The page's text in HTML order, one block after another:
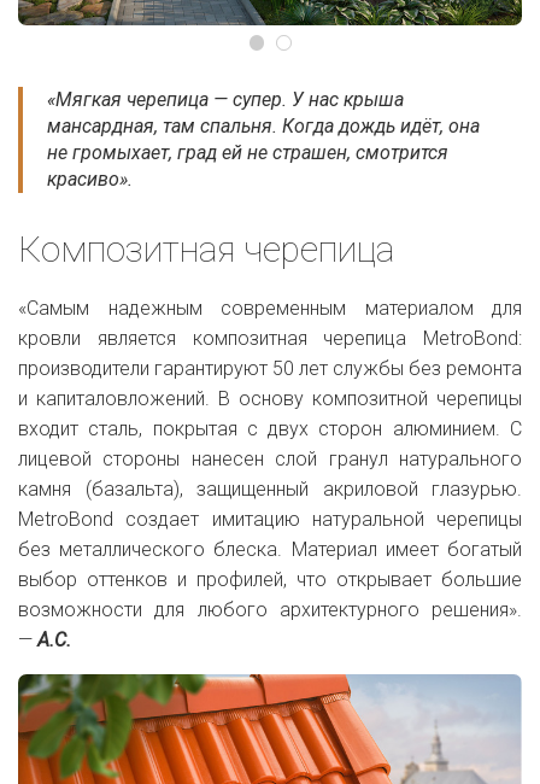
«Мягкая черепица — супер. У нас крыша
мансардная, там спальня. Когда дождь идёт, она
не громыхает, град ей не страшен, смотрится
красиво».
Композитная черепица
«Самым надежным современным материалом для
кровли является композитная черепица MetroBond:
производители гарантируют 50 лет службы без ремонта
и капиталовложений. В основу композитной черепицы
входит сталь, покрытая с двух сторон алюминием. С
лицевой стороны нанесен слой гранул натурального
камня (базальта), защищенный акриловой глазурью.
MetroBond создает имитацию натуральной черепицы
без металлического блеска. Материал имеет богатый
выбор оттенков и профилей, что открывает большие
возможности для любого архитектурного решения».
—А.С.